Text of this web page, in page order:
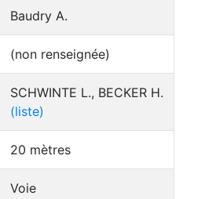
Baudry A.
(non renseignée)
SCHWINTE L., BECKER H.
(liste)
20 mètres
Voie